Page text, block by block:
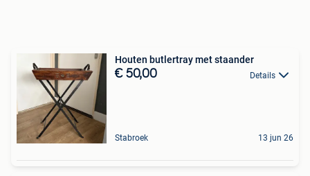
Houten butlertray met staander
€ 50,00 Details
Stabroek 13 jun 26